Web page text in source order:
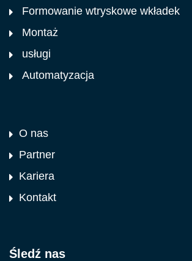
Formowanie wtryskowe wkładek
Montaż
usługi
Automatyzacja
O nas
Partner
Kariera
Kontakt
Śledź nas